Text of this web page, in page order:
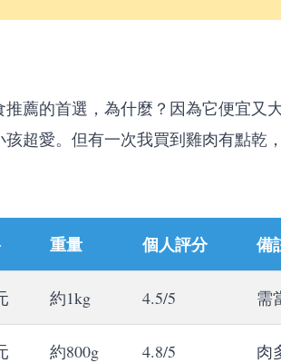
薦的首選，為什麼？因為它便宜又
超愛。但有一次我買到雞肉有點乾
重量 個人評分 備
約1kg 4.5/5 需
約800g 4.8/5 肉